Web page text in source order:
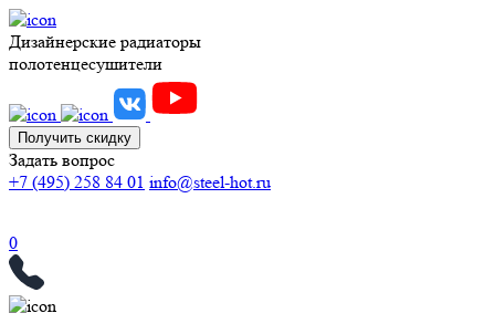
Дизайнерские радиаторы
полотенцесушители
Получить скидку
Задать вопрос
+7 (495) 258 84 01 info@steel-hot.ru
0